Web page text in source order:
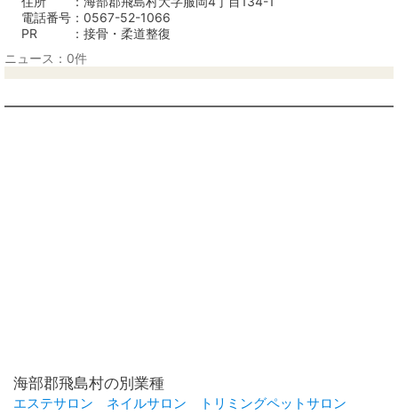
電話番号
0567-52-1066
PR
接骨・柔道整復
ニュース：0件
海部郡飛島村の別業種
エステサロン ネイルサロン トリミングペットサロン